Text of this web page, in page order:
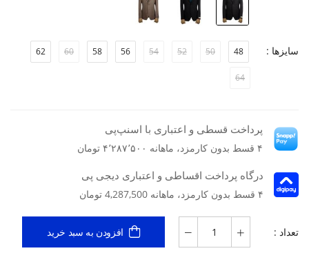
سایزها : 48
50
52
54
56
58
60
62
64
پرداخت قسطی و اعتباری با اسنپ‌پی
۴ قسط بدون کارمزد، ماهانه ۴٬۲۸۷٬۵۰۰ تومان
درگاه پرداخت اقساطی و اعتباری دیجی پی
۴ قسط بدون کارمزد، ماهانه 4,287,500 تومان
تعداد : افزودن به سبد خرید